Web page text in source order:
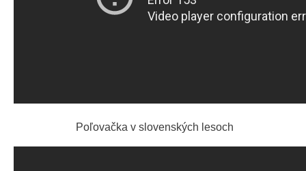
Poľovačka v slovenských lesoch